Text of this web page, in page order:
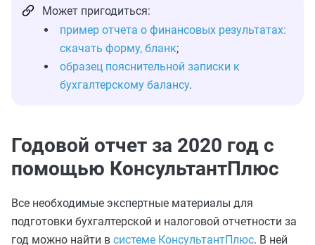
Может пригодиться:
пример отчета о финансовых результатах:
скачать форму, бланк;
образец пояснительной записки к
бухгалтерскому балансу.
Годовой отчет за 2020 год с
помощью КонсультантПлюс
Все необходимые экспертные материалы для
подготовки бухгалтерской и налоговой отчетности за
год можно найти в системе КонсультантПлюс. В ней